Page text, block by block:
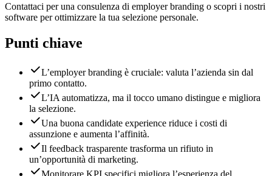
Contattaci per una consulenza di employer branding o scopri i nostri
software per ottimizzare la tua selezione personale.
Punti chiave
L’employer branding è cruciale: valuta l’azienda sin dal
primo contatto.
L’IA automatizza, ma il tocco umano distingue e migliora
la selezione.
Una buona candidate experience riduce i costi di
assunzione e aumenta l’affinità.
Il feedback trasparente trasforma un rifiuto in
un’opportunità di marketing.
Monitorare KPI specifici migliora l’esperienza del